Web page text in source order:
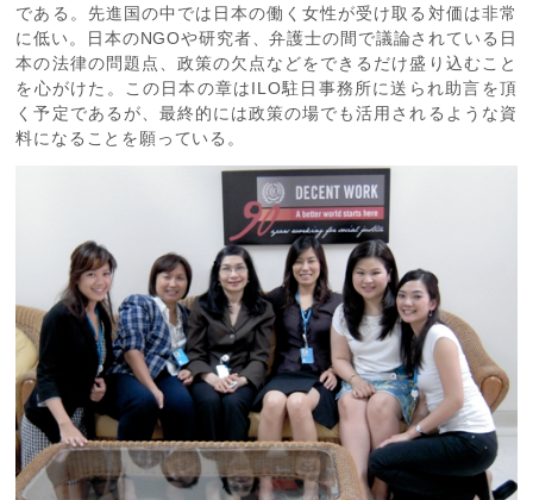
である。先進国の中では日本の働く女性が受け取る対価は非常
に低い。日本のNGOや研究者、弁護士の間で議論されている日
本の法律の問題点、政策の欠点などをできるだけ盛り込むこと
を心がけた。この日本の章はILO駐日事務所に送られ助言を頂
く予定であるが、最終的には政策の場でも活用されるような資
料になることを願っている。